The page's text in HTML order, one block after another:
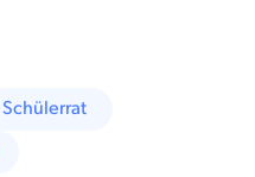
Schülerrat